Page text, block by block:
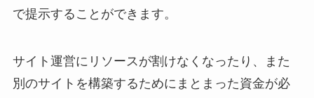
で提示することができます。
サイト運営にリソースが割けなくなったり、また
別のサイトを構築するためにまとまった資金が必